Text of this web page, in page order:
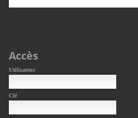
Accès
Utilisateur
Clé